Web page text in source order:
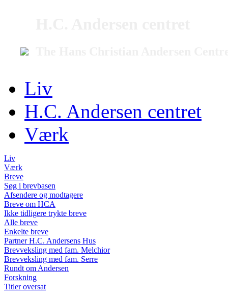
Liv
H.C. Andersen centret
Værk
Liv
Værk
Breve
Søg i brevbasen
Afsendere og modtagere
Breve om HCA
Ikke tidligere trykte breve
Alle breve
Enkelte breve
Partner H.C. Andersens Hus
Brevveksling med fam. Melchior
Brevveksling med fam. Serre
Rundt om Andersen
Forskning
Titler oversat